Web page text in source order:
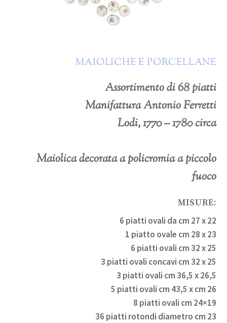
MAIOLICHE E PORCELLANE
Assortimento di 68 piatti
Manifattura Antonio Ferretti
Lodi, 1770 – 1780 circa
Maiolica decorata a policromia a piccolo
fuoco
MISURE:
6 piatti ovali da cm 27 x 22
1 piatto ovale cm 28 x 23
6 piatti ovali cm 32 x 25
3 piatti ovali concavi cm 32 x 25
3 piatti ovali cm 36,5 x 26,5
5 piatti ovali cm 43,5 x cm 26
8 piatti ovali cm 24×19
36 piatti rotondi diametro cm 23